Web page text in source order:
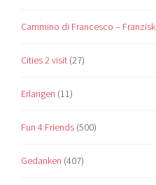
Cammino di Francesco –
Cities 2 visit (27)
Erlangen (11)
Fun 4 Friends (500)
Gedanken (407)